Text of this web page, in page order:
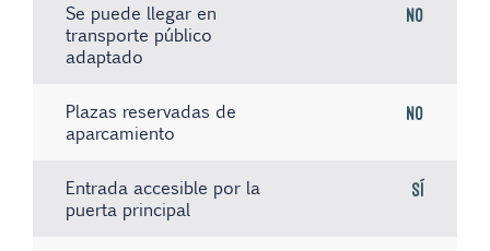
Se puede llegar en
transporte público
adaptado
No
Plazas reservadas de
aparcamiento
No
Entrada accesible por la
puerta principal
Sí